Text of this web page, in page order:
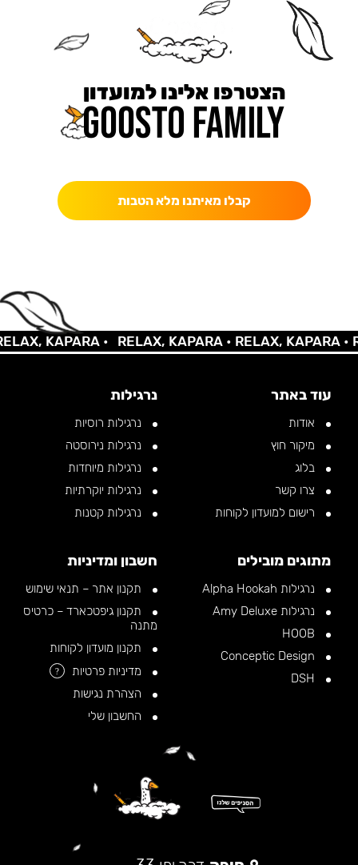
הצטרפו אלינו למועדון
קבלו מאיתנו מלא הטבות
KAPARA • RELAX, KAPARA •RELAX, KAPARA •
עוד באתר
אודות
מיקור חוץ
בלוג
צרו קשר
רישום למועדון לקוחות
נרגילות
נרגילות רוסיות
נרגילות נירוסטה
נרגילות מיוחדות
נרגילות יוקרתיות
נרגילות קטנות
מתוגים מובילים
נרגילות Alpha Hookah
נרגילות Amy Deluxe
חשבון ומדיניות
תקנון אתר – תנאי שימוש
תקנון גיפטכארד – כרטיס
מתנה
תקנון מועדון לקוחות
מדיניות פרטיות
?
הצהרת נגישות
החשבון שלי